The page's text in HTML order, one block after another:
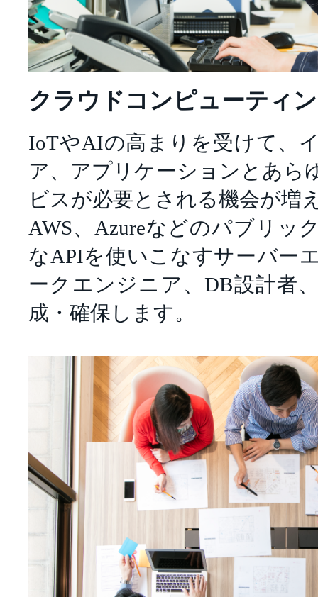
クラウドコンピューティ
IoTやAIの高まりを受けて、
ア、アプリケーションとあら
ビスが必要とされる機会が増
AWS、Azureなどのパブリッ
なAPIを使いこなすサーバー
ークエンジニア、DB設計者
成・確保します。